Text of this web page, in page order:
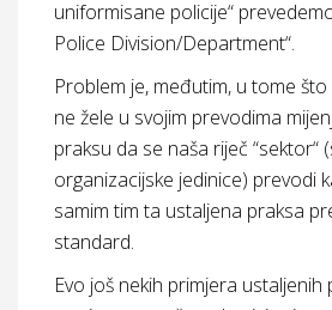
uniformisane policije“
Police Division/Department“.
Problem je, međutim, u tome
ne žele u svojim prevodima
praksu da se naša riječ “sektor“
organizacijske jedinice) prevodi
samim tim ta ustaljena praksa
standard.
Evo još nekih primjera